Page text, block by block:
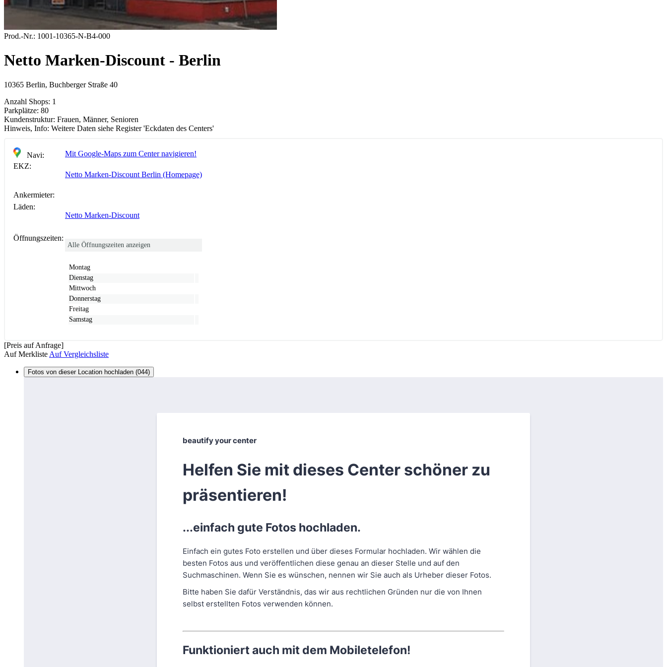
Prod.-Nr.: 1001-10365-N-B4-000
Netto Marken-Discount - Berlin
10365 Berlin, Buchberger Straße 40
Anzahl Shops: 1
Parkplätze: 80
Kundenstruktur: Frauen, Männer, Senioren
Hinweis, Info: Weitere Daten siehe Register 'Eckdaten des Centers'
Navi:
Mit Google-Maps zum Center navigieren!
EKZ:
Netto Marken-Discount Berlin (Homepage)
Ankermieter:
Läden:
Netto Marken-Discount
Öffnungszeiten:
Alle Öffnungszeiten anzeigen
Montag
Dienstag
Mittwoch
Donnerstag
Freitag
Samstag
[Preis auf Anfrage]
Auf Merkliste Auf Vergleichsliste
Fotos von dieser Location hochladen (044)